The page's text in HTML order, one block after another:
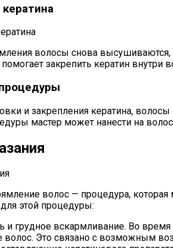
волосы снова
закрепить кератин внутри
и закрепления кератина,
мастер может нанести на
волос — процедура,
этой процедуры:
и грудное вскармливание. Во
Это связано с возможным